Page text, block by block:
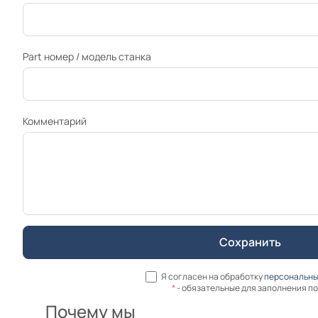
Part номер / модель станка
Комментарий
Я согласен на обработку
*- обязательные для заполнения
Почему мы